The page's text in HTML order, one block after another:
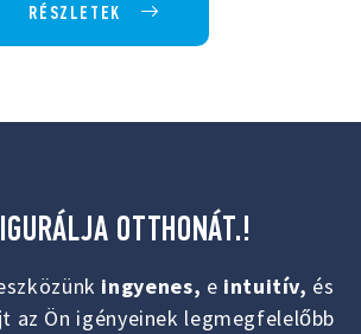
RÉSZLETEK
OTTHONÁT.!
ingyenes, e intuitív, és
az Ön igényeinek legmegfelelőbb